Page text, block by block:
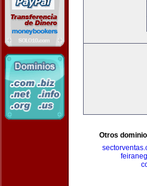
Otros